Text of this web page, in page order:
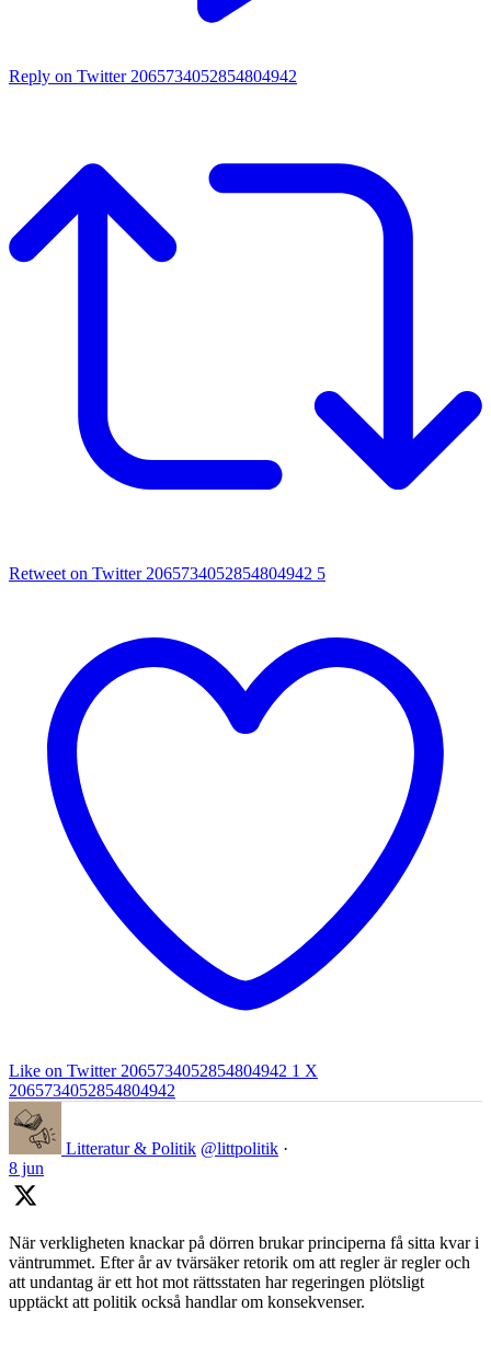
Reply on Twitter 2065734052854804942
Retweet on Twitter 2065734052854804942 5
Like on Twitter 2065734052854804942 1 X
2065734052854804942
Litteratur & Politik @littpolitik ·
8 jun
När verkligheten knackar på dörren brukar principerna få sitta kvar i
väntrummet. Efter år av tvärsäker retorik om att regler är regler och
att undantag är ett hot mot rättsstaten har regeringen plötsligt
upptäckt att politik också handlar om konsekvenser.